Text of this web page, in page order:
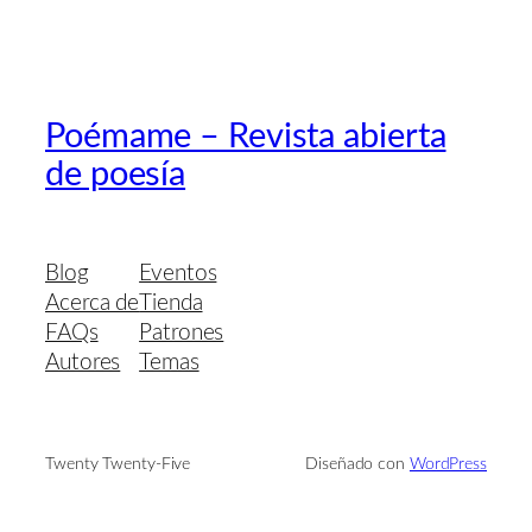
Poémame – Revista abierta
de poesía
Blog
Acerca de
FAQs
Autores
Eventos
Tienda
Patrones
Temas
Twenty Twenty-Five Diseñado con WordPress